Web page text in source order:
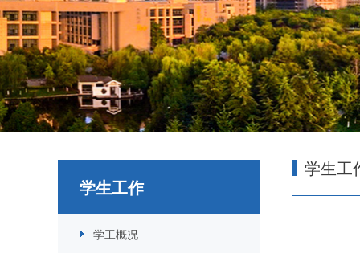
学生工作
学工概况
学生工